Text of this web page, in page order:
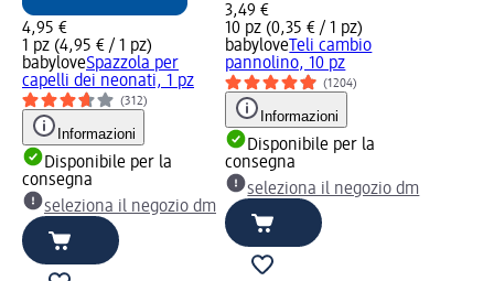
4,95 €
1 pz (4,95 € / 1 pz)
babyloveSpazzola per
capelli dei neonati, 1 pz
(312)
Informazioni
Disponibile per la
consegna
seleziona il negozio dm
3,49 €
10 pz (0,35 € / 1 pz)
babylove Teli cambio
pannolino, 10 pz
(1204)
Informazioni
Disponibile per la
consegna
seleziona il negozio dm